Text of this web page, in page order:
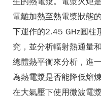
電離加熱至熱電漿狀態
下運作的2.45 GHz圓柱
究，並分析輻射熱通量
總體熱平衡來分析，進
為熱電漿是否能降低熔
在大氣壓下使用微波電